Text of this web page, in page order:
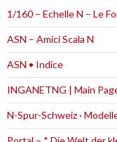
1/160 – Echelle N – Le
ASN – Amici Scala N
ASN • Indice
INGANETNG | Main
N-Spur-Schweiz ·